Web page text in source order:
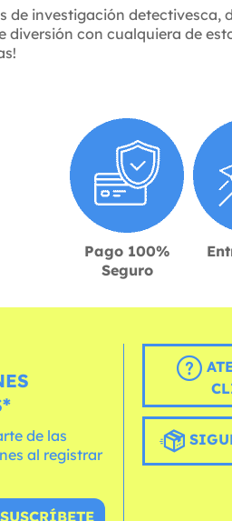
de investigación detectivesca,
diversión con cualquiera de
Pago 100%
Seguro
de las
al registrar
SUSCRÍBETE